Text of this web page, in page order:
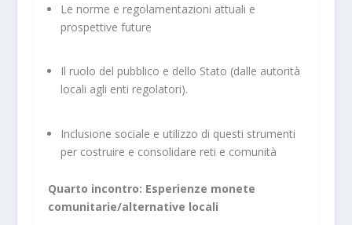
Le norme e regolamentazioni attuali e
prospettive future
Il ruolo del pubblico e dello Stato (dalle autorità
locali agli enti regolatori).
Inclusione sociale e utilizzo di questi strumenti
per costruire e consolidare reti e comunità
Quarto incontro: Esperienze monete
comunitarie/alternative locali